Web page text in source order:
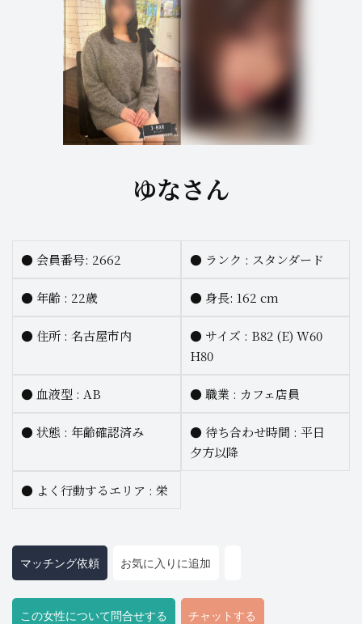
ゆなさん
● 会員番号: 2662 ● ランク : スタンダード
● 年齢 : 22歳 ● 身長: 162 cm
● 住所 : 名古屋市内 ● サイズ : B82 (E) W60
H80
● 血液型 : AB ● 職業 : カフェ店員
● 状態 : 年齢確認済み ● 待ち合わせ時間 : 平日
夕方以降
● よく行動するエリア : 栄
マッチング依頼 お気に入りに追加
この女性について問合せする チャットする